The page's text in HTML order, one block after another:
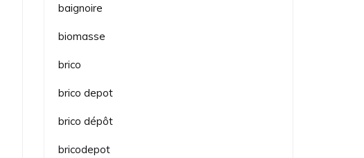
baignoire
biomasse
brico
brico depot
brico dépôt
bricodepot